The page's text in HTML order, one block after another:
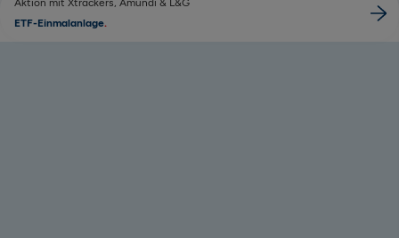
Aktion mit Xtrackers, Amundi & L&G
ETF-Einmalanlage